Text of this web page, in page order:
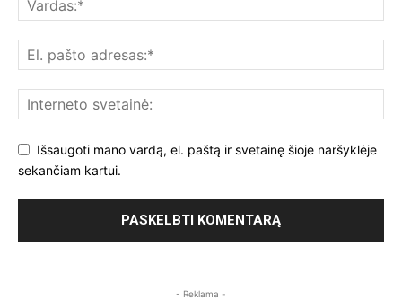
Išsaugoti mano vardą, el. paštą ir svetainę šioje naršyklėje
sekančiam kartui.
- Reklama -